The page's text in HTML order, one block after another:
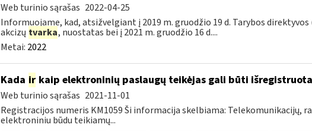
Web turinio sąrašas 2022-04-25
Informuojame, kad, atsižvelgiant į 2019 m. gruodžio 19 d. Tarybos
akcizų tvarka, nuostatas bei į 2021 m. gruodžio 16 d....
Metai: 2022
Kada irkaip elektroninių paslaugų teikėjas gali būti
Web turinio sąrašas 2021-11-01
Registracijos numeris KM1059 Ši informacija skelbiama: Telekomunikacijų,
elektroniniu būdu teikiamų...